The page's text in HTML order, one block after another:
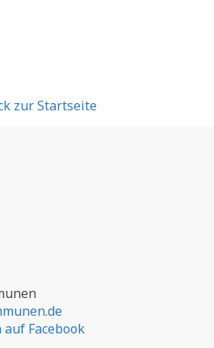
zur Startseite
Facebook